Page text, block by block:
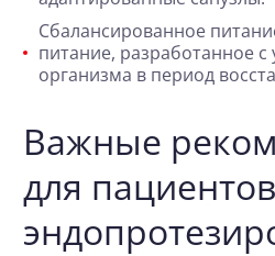
Сбалансированное
питание, разработанное
организма в период
Важные
для